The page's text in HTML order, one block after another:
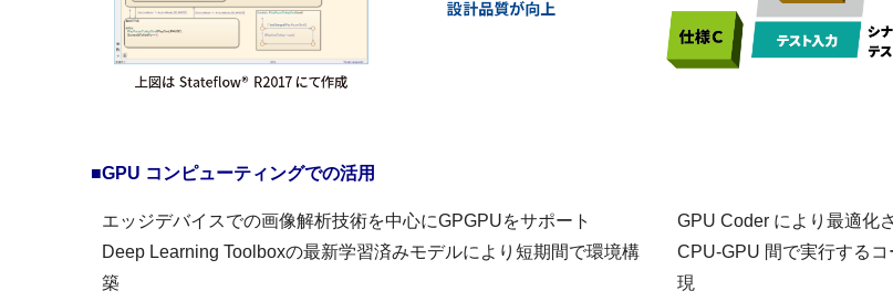
■GPU コンピューティングでの活用
エッジデバイスでの画像解析技術を中心にGPGPUをサポート
Deep Learning Toolboxの最新学習済みモデルにより短期間で環境構
築
GPU Coder により最適化
CPU-GPU 間で実行する
現